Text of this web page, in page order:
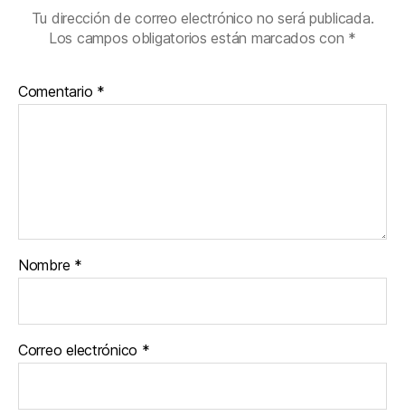
Tu dirección de correo electrónico no será publicada.
Los campos obligatorios están marcados con *
Comentario *
Nombre *
Correo electrónico *